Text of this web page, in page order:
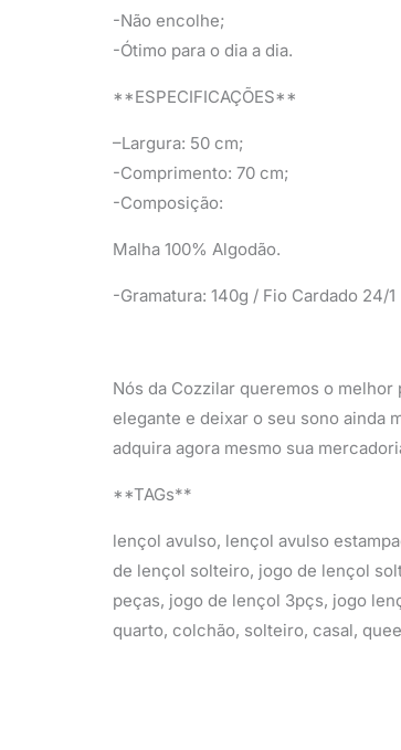
-Não encolhe;
-Ótimo para o dia a dia.
**ESPECIFICAÇÕES**
–Largura: 50 cm;
-Comprimento: 70 cm;
-Composição:
Malha 100% Algodão.
-Gramatura: 140g / Fio Cardado 24/1
Nós da Cozzilar queremos o
elegante e deixar o seu sono ainda
adquira agora mesmo sua
**TAGs**
lençol avulso, lençol avulso
de lençol solteiro, jogo de lençol
peças, jogo de lençol 3pçs, jogo
quarto, colchão, solteiro, casal,